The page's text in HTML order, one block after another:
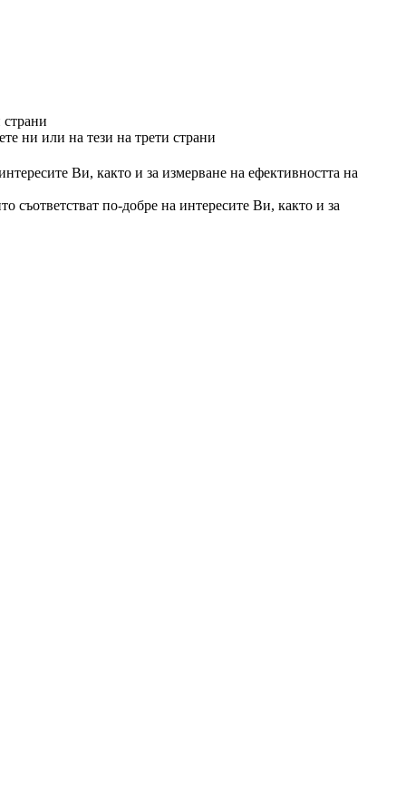
страни
ни или на тези на трети страни
Ви, както и за измерване на ефективността на
съответстват по-добре на интересите Ви, както и за